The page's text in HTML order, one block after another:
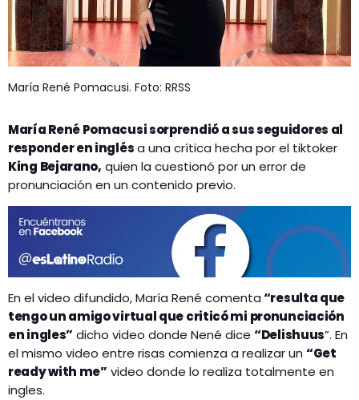
María René Pomacusi. Foto: RRSS
María René Pomacusi sorprendió a sus seguidores al
responder en inglésa una crítica hecha por el tiktoker
King Bejarano, quien la cuestionó por un error de
pronunciación en un contenido previo.
En el video difundido, María René comenta“resulta que
tengo un amigo virtual que criticó mi pronunciación
en ingles” dicho video donde Nené dice “Delishuus”. En
el mismo video entre risas comienza a realizar un “Get
ready with me” video donde lo realiza totalmente en
ingles.